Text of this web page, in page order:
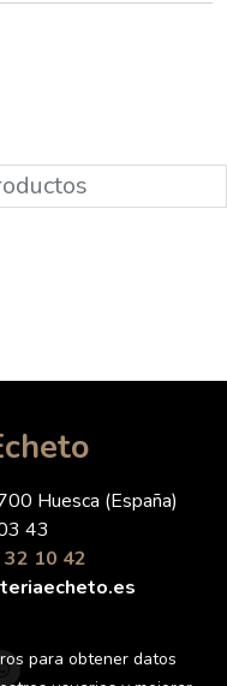
Huesca (España)
43
32 10 42
para obtener datos